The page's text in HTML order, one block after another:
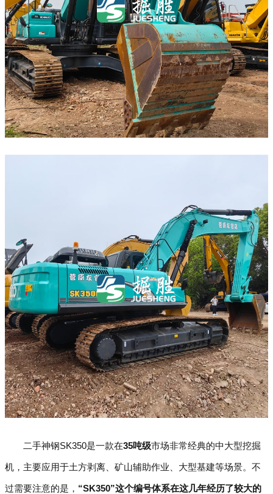
二手神钢SK350是一款在35吨级市场非常经典的中大型挖掘
机，主要应用于土方剥离、矿山辅助作业、大型基建等场景。不
过需要注意的是， “SK350”这个编号体系在这几年经历了较大的